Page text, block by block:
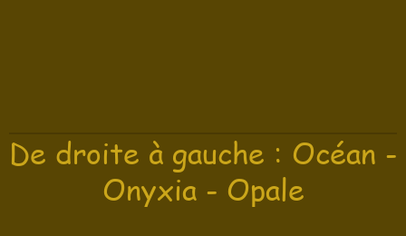
De droite à gauche : Océan -
Onyxia - Opale